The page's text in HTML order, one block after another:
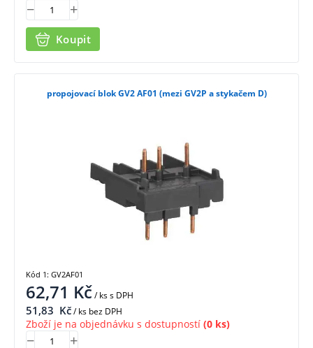
Koupit
propojovací blok GV2 AF01 (mezi GV2P a stykačem D)
62,71 Kč/ kss DPH
51,83 Kč/ ks bez DPH
Zboží je na objednávku s dostupností (0 ks)
Kód 1: GV2AF01